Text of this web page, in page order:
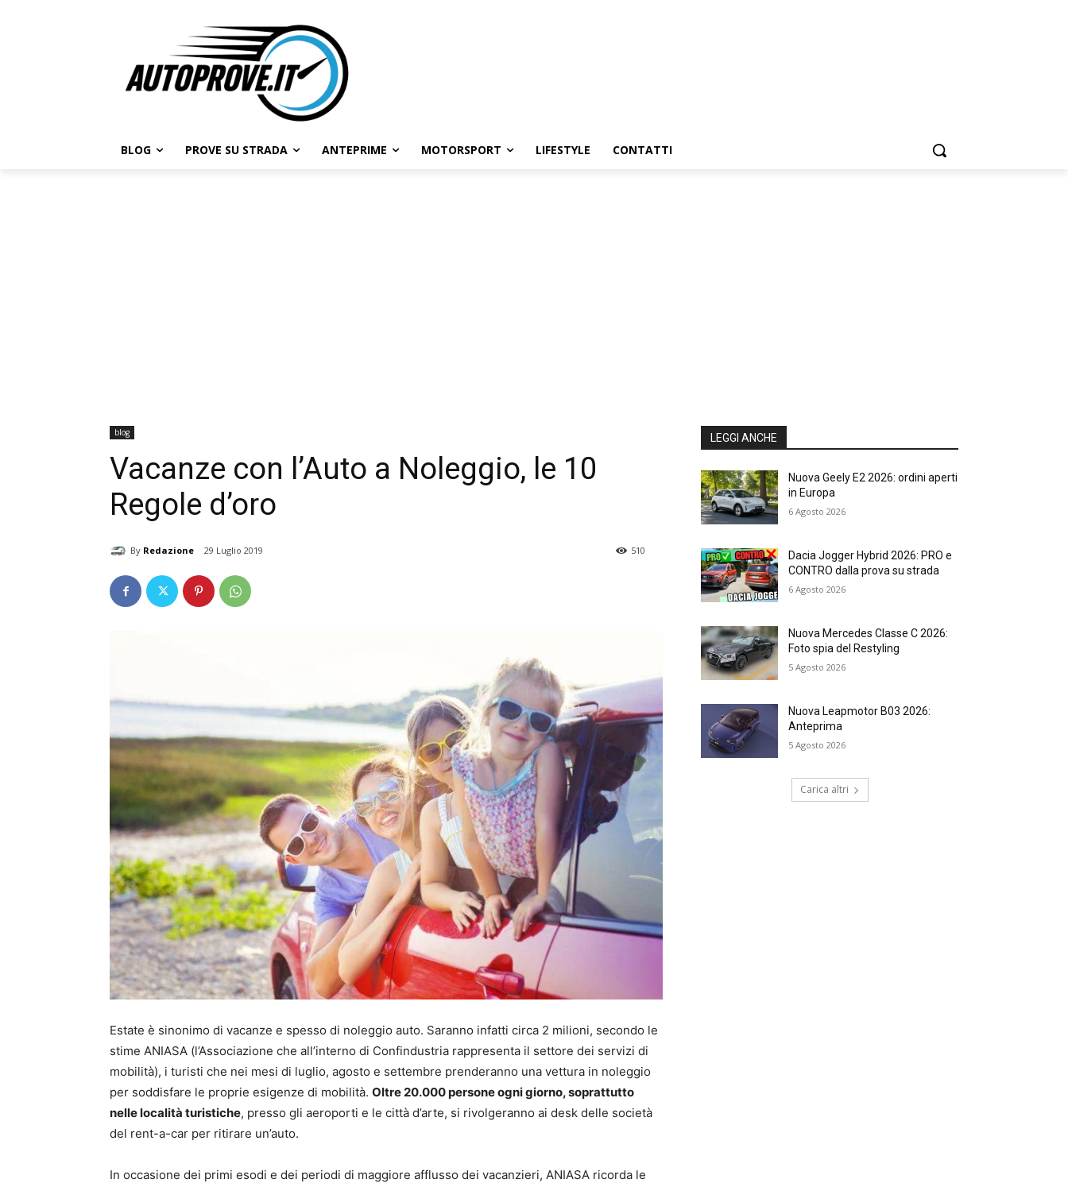
BLOG PROVE SU STRADA ANTEPRIME MOTORSPORT LIFESTYLE CONTATTI
blog
Vacanze con l’Auto a Noleggio, le 10
Regole d’oro
By Redazione 29 Luglio 2019 510
Estate è sinonimo di vacanze e spesso di noleggio auto. Saranno infatti circa 2 milioni, secondo le
stime ANIASA (l’Associazione che all’interno di Confindustria rappresenta il settore dei servizi di
mobilità), i turisti che nei mesi di luglio, agosto e settembre prenderanno una vettura in noleggio
per soddisfare le proprie esigenze di mobilità. Oltre 20.000 persone ogni giorno, soprattutto
nelle località turistiche, presso gli aeroporti e le città d’arte, si rivolgeranno ai desk delle società
del rent-a-car per ritirare un’auto.
In occasione dei primi esodi e dei periodi di maggiore afflusso dei vacanzieri, ANIASA ricorda le
LEGGI ANCHE
Nuova Geely E2 2026: ordini aperti
in Europa
6 Agosto 2026
Dacia Jogger Hybrid 2026: PRO e
CONTRO dalla prova su strada
6 Agosto 2026
Nuova Mercedes Classe C 2026:
Foto spia del Restyling
5 Agosto 2026
Nuova Leapmotor B03 2026:
Anteprima
5 Agosto 2026
Carica altri